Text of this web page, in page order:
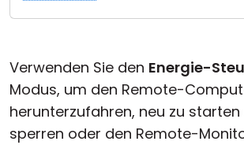
Verwenden Sie den Energie-
Modus, um den Remote-
herunterzufahren, neu zu starten
sperren oder den Remote-
Cloud & On-Premise